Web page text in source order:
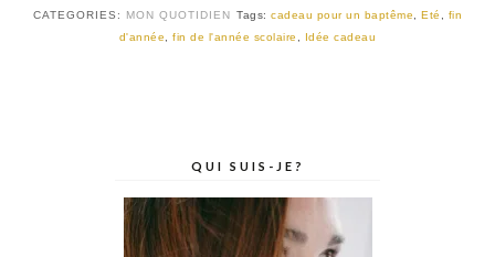
CATEGORIES: MON QUOTIDIEN Tags: cadeau pour un baptême Eté
fin
d'année
,fin de l'année scolaire Idée cadeau
QUI SUIS-JE?